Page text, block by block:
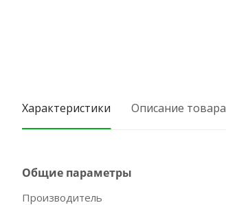
Характеристики Описание товара
Общие параметры
Производитель